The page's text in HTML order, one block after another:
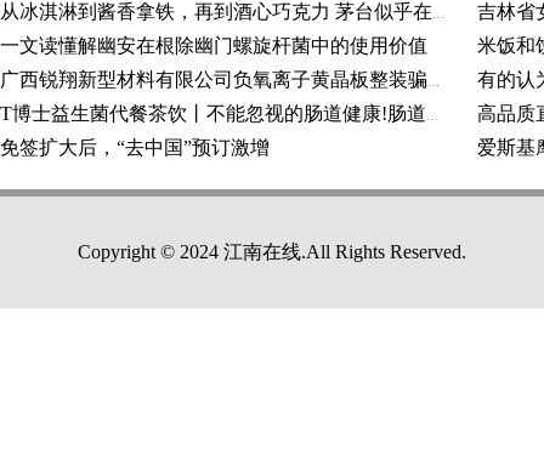
一文读懂解幽安在根除幽门螺旋杆菌中的使用价值 米饭和
高品质
免签扩大后，“去中国”预订激增
爱斯基
Copyright © 2024 江南在线.All Rights Reserved.